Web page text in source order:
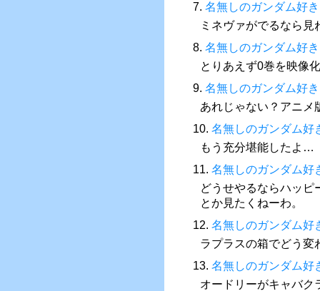
7. 名無しのガンダム好き
ミネヴァがでるなら見
8. 名無しのガンダム好き
とりあえず0巻を映像
9. 名無しのガンダム好き
あれじゃない？アニメ
10. 名無しのガンダム好
もう充分堪能したよ…
11. 名無しのガンダム好
どうせやるならハッピ
とか見たくねーわ。
12. 名無しのガンダム好
ラプラスの箱でどう変
13. 名無しのガンダム好
オードリーがキャバク